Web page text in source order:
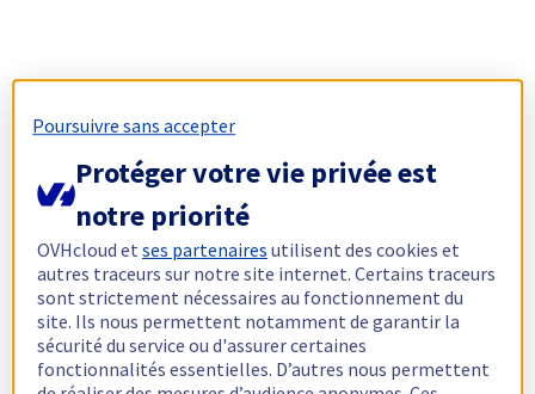
Poursuivre sans accepter
Protéger votre vie privée est
notre priorité
OVHcloud etses partenaires utilisent des cookies et
autres traceurs sur notre site internet. Certains traceurs
sont strictement nécessaires au fonctionnement du
site. Ils nous permettent notamment de garantir la
sécurité du service ou d'assurer certaines
fonctionnalités essentielles. D’autres nous permettent